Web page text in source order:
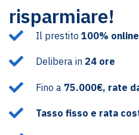
risparmiare!
Il prestito 100% online
Delibera in 24 ore
Fino a 75.000€, rate
Tasso fisso e rata